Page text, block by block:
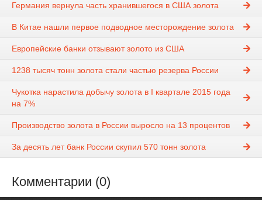
Германия вернула часть хранившегося в США золота
В Китае нашли первое подводное месторождение золота
Европейские банки отзывают золото из США
1238 тысяч тонн золота стали частью резерва России
Чукотка нарастила добычу золота в I квартале 2015 года
на 7%
Производство золота в России выросло на 13 процентов
За десять лет банк России скупил 570 тонн золота
Комментарии (0)